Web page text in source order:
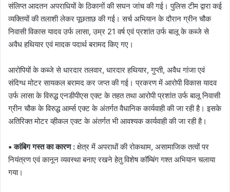
संलिप्त आदतन अपराधियों के ठिकानों की सघन जांच की गई। पुलिस टीम द्वारा कई
व्यक्तियों की तलाशी लेकर पूछताछ की गई। सर्च अभियान के दौरान ग्रीन चौक
निवासी विकास यादव उर्फ लासा, उम्र 21 वर्ष एवं प्रशांत उर्फ बालू के कब्जे से
अवैध हथियार एवं मादक पदार्थ बरामद किए गए।
आरोपियों के कब्जे से धारदार तलवार, धारदार हथियार, गुप्ती, अवैध गांजा एवं
संदिग्ध मोटर सायकल बरामद कर जप्त की गई। प्रकरण में आरोपी विकास यादव
उर्फ लासा के विरुद्ध एनडीपीएस एक्ट के तहत तथा आरोपी प्रशांत उर्फ बालू निवासी
ग्रीन चौक के विरुद्ध आर्म्स एक्ट के अंतर्गत वैधानिक कार्यवाही की जा रही है। इसके
अतिरिक्त मोटर व्हीकल एक्ट के अंतर्गत भी आवश्यक कार्यवाही की जा रही है।
▪️ कांबिग गस्त का कारण : क्षेत्र में अपराधों की रोकथाम, असामाजिक तत्वों पर
नियंत्रण एवं कानून व्यवस्था बनाए रखने हेतु विशेष कॉम्बिंग गश्त अभियान चलाया
गया।